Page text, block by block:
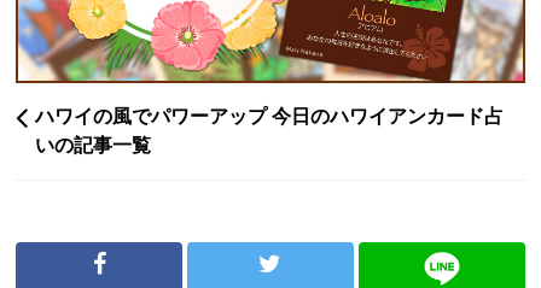
ハワイの風でパワーアップ 今日のハワイアンカード占
いの記事一覧